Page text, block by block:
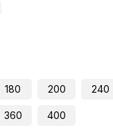
180 200 240
360 400